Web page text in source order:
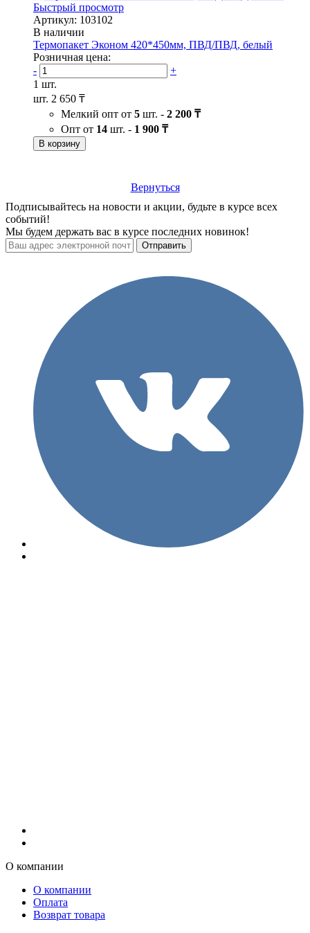
Быстрый просмотр
Артикул: 103102
В наличии
Термопакет Эконом 420*450мм, ПВД/ПВД, белый
Розничная цена:
-
+
1 шт.
шт. 2 650 ₸
Мелкий опт от 5 шт. - 2 200 ₸
Опт от 14 шт. - 1 900 ₸
В корзину
Вернуться
Подписывайтесь на новости и акции, будьте в курсе всех
событий!
Мы будем держать вас в курсе последних новинок!
О компании
О компании
Оплата
Возврат товара